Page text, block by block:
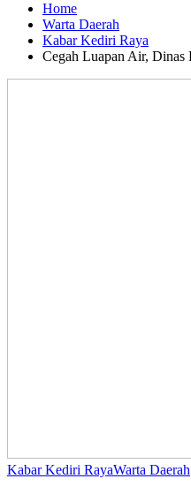
Home
Warta Daerah
Kabar Kediri Raya
Cegah Luapan Air, Dinas
Kabar Kediri RayaWarta Daerah